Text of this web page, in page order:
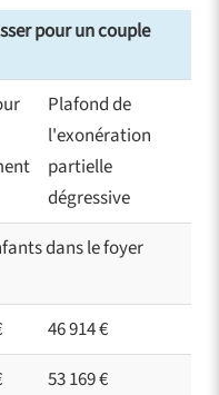
pour un couple
Plafond de
l'exonération
partielle
dégressive
dans le foyer
46 914 €
53 169 €